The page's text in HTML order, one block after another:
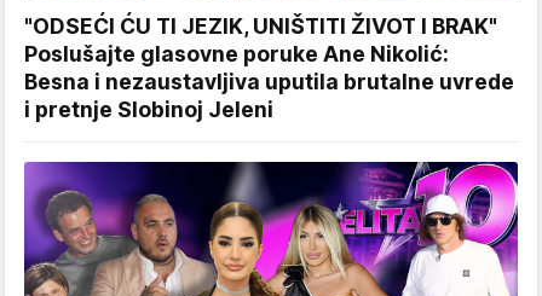
"ODSEĆI ĆU TI JEZIK, UNIŠTITI ŽIVOT I BRAK"
Poslušajte glasovne poruke Ane Nikolić:
Besna i nezaustavljiva uputila brutalne uvrede
i pretnje Slobinoj Jeleni